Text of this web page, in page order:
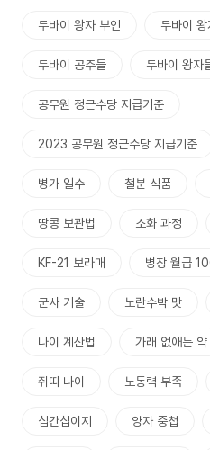
두바이 왕자 부인 두바이
두바이 공주들 두바이 왕자
공무원 정근수당 지급기준
2023 공무원 정근수당 지급기준
병가 일수 철분 식품
땅콩 보관법 소화 과정
KF-21 보라매 병장 월급
군사 기술 노란수박 맛
나이 계산법 가래 없애는 약
쥐띠 나이 노동력 부족
십간십이지 양자 중첩